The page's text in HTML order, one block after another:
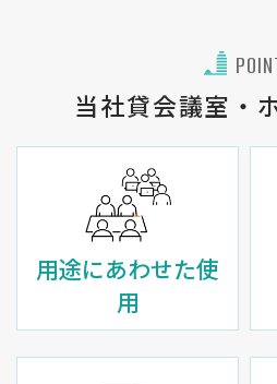
当社貸会議室・
用途にあわせた使
用